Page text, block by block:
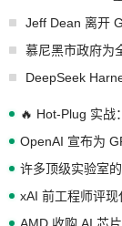
Jeff Dean 离开
慕尼黑市政府为
🔥 Hot-Plug 实战
OpenAI 宣布为
许多顶级实验室
xAI 前工程师评现